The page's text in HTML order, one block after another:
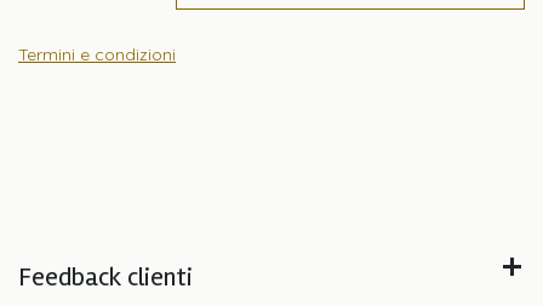
Termini e condizioni
Feedback clienti